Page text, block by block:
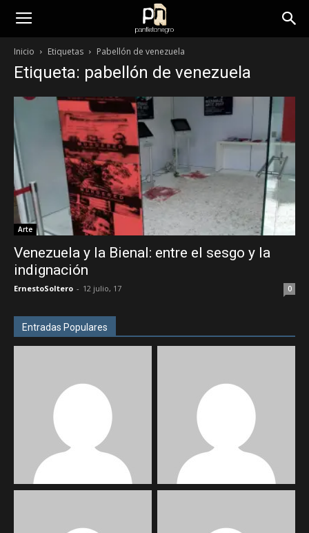
panfletonegro
Inicio Etiquetas Pabellón de venezuela
Etiqueta: pabellón de venezuela
Arte
Venezuela y la Bienal: entre el sesgo y la
indignación
ErnestoSoltero - 12 julio, 17 0
Entradas Populares